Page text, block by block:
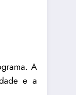
A
e a